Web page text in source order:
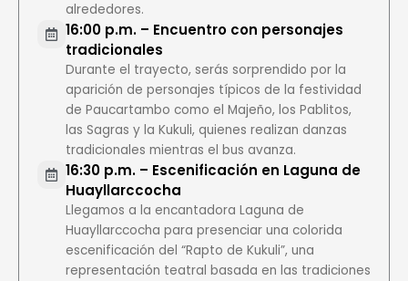
alrededores.
16:00 p.m. – Encuentro con personajes
tradicionales
Durante el trayecto, serás sorprendido por la
aparición de personajes típicos de la festividad
de Paucartambo como el Majeño, los Pablitos,
las Sagras y la Kukuli, quienes realizan danzas
tradicionales mientras el bus avanza.
16:30 p.m. – Escenificación en Laguna de
Huayllarccocha
Llegamos a la encantadora Laguna de
Huayllarccocha para presenciar una colorida
escenificación del “Rapto de Kukuli”, una
representación teatral basada en las tradiciones